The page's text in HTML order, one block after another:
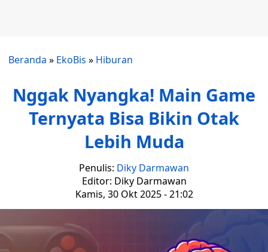
Beranda » EkoBis » Hiburan
Nggak Nyangka! Main Game
Ternyata Bisa Bikin Otak
Lebih Muda
Penulis: Diky Darmawan
Editor: Diky Darmawan
Kamis, 30 Okt 2025 - 21:02